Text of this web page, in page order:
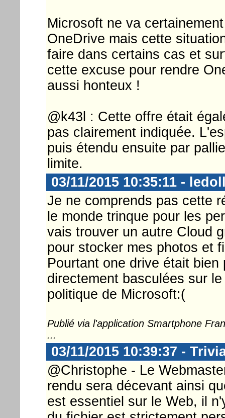
Microsoft ne va
OneDrive mais cette
faire dans certains cas et
cette excuse pour rendre
aussi honteux !
@k43l : Cette offre était
pas clairement indiquée.
puis étendu ensuite par
limite.
03/11/2015 10:35:11 -
Je ne comprends pas cette
le monde trinque pour les
vais trouver un autre Cloud
pour stocker mes photos et
Pourtant one drive était
directement basculées sur
politique de Microsoft:(
Publié via l'application Smartphone
...
03/11/2015 10:39:37 -
@Christophe - Le
rendu sera décevant ainsi
est essentiel sur le Web, il